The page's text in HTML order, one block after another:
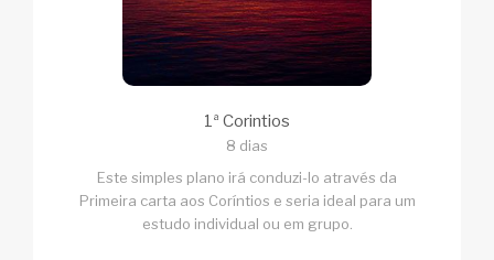
1ª Corintios
8 dias
Este simples plano irá conduzi-lo através da
Primeira carta aos Coríntios e seria ideal para um
estudo individual ou em grupo.